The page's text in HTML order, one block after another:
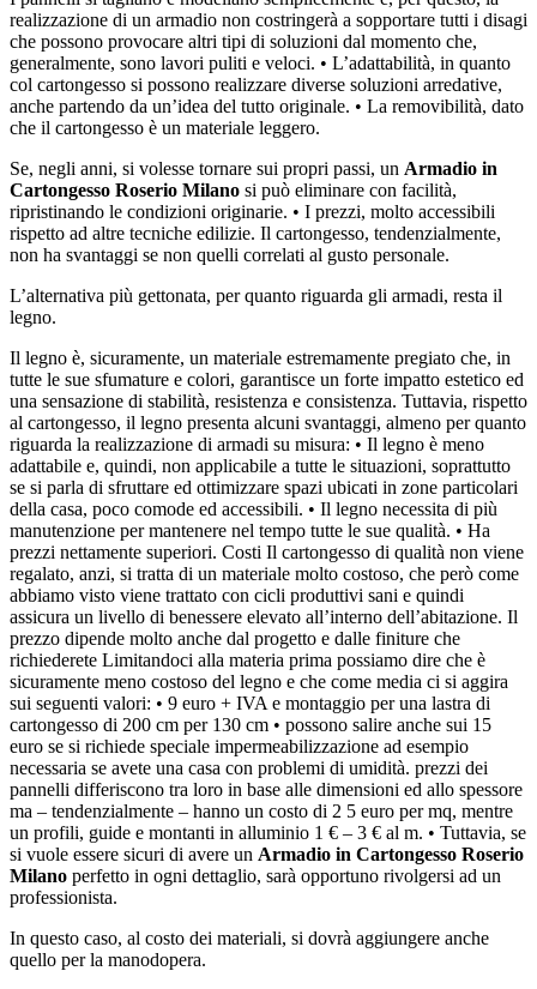
realizzazione di un armadio non costringerà a sopportare tutti i disagi
che possono provocare altri tipi di soluzioni dal momento che,
generalmente, sono lavori puliti e veloci. • L’adattabilità, in quanto
col cartongesso si possono realizzare diverse soluzioni arredative,
anche partendo da un’idea del tutto originale. • La removibilità, dato
che il cartongesso è un materiale leggero.
Se, negli anni, si volesse tornare sui propri passi, un Armadio in
Cartongesso Roserio Milano si può eliminare con facilità,
ripristinando le condizioni originarie. • I prezzi, molto accessibili
rispetto ad altre tecniche edilizie. Il cartongesso, tendenzialmente,
non ha svantaggi se non quelli correlati al gusto personale.
L’alternativa più gettonata, per quanto riguarda gli armadi, resta il
legno.
Il legno è, sicuramente, un materiale estremamente pregiato che, in
tutte le sue sfumature e colori, garantisce un forte impatto estetico ed
una sensazione di stabilità, resistenza e consistenza. Tuttavia, rispetto
al cartongesso, il legno presenta alcuni svantaggi, almeno per quanto
riguarda la realizzazione di armadi su misura: • Il legno è meno
adattabile e, quindi, non applicabile a tutte le situazioni, soprattutto
se si parla di sfruttare ed ottimizzare spazi ubicati in zone particolari
della casa, poco comode ed accessibili. • Il legno necessita di più
manutenzione per mantenere nel tempo tutte le sue qualità. • Ha
prezzi nettamente superiori. Costi Il cartongesso di qualità non viene
regalato, anzi, si tratta di un materiale molto costoso, che però come
abbiamo visto viene trattato con cicli produttivi sani e quindi
assicura un livello di benessere elevato all’interno dell’abitazione. Il
prezzo dipende molto anche dal progetto e dalle finiture che
richiederete Limitandoci alla materia prima possiamo dire che è
sicuramente meno costoso del legno e che come media ci si aggira
sui seguenti valori: • 9 euro + IVA e montaggio per una lastra di
cartongesso di 200 cm per 130 cm • possono salire anche sui 15
euro se si richiede speciale impermeabilizzazione ad esempio
necessaria se avete una casa con problemi di umidità. prezzi dei
pannelli differiscono tra loro in base alle dimensioni ed allo spessore
ma – tendenzialmente – hanno un costo di 2 5 euro per mq, mentre
un profili, guide e montanti in alluminio 1 € – 3 € al m. • Tuttavia, se
si vuole essere sicuri di avere un Armadio in Cartongesso Roserio
Milano perfetto in ogni dettaglio, sarà opportuno rivolgersi ad un
professionista.
In questo caso, al costo dei materiali, si dovrà aggiungere anche
quello per la manodopera.